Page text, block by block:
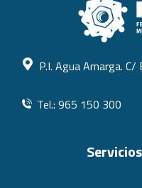
P.I. Agua Amarga.
Tel.: 965 150 300